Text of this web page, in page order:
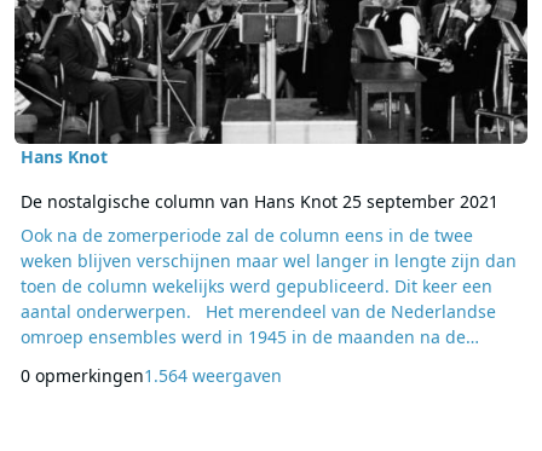
Hans Knot
De nostalgische column van Hans Knot 25 september 2021
Ook na de zomerperiode zal de column eens in de twee
weken blijven verschijnen maar wel langer in lengte zijn dan
toen de column wekelijks werd gepubliceerd. Dit keer een
aantal onderwerpen. Het merendeel van de Nederlandse
omroep ensembles werd in 1945 in de maanden na de
overheidswege werd verzorgd door achtereenvolgens Radio
0 opmerkingen1.564 weergaven